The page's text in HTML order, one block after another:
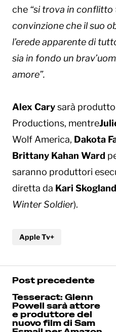
che “si trova in conflitto
convinzione che il suo
l’erede apparente di
sia in fondo un
amore”.
Alex Carysarà
Productions, mentre
Wolf America, Dakota
Brittany Kahan Ward
saranno produttori
diretta da Kari Skogland
Winter Soldier).
Apple Tv+
Post precedente
Tesseract: Glenn
Powell sarà attore
e produttore del
nuovo film di Sam